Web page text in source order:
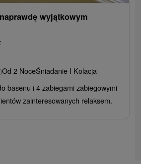
wyjątkowym
Od 2 NoceŚniadanie I Kolacja
basenu i 4 zabiegami zabiegowymi
zainteresowanych relaksem.